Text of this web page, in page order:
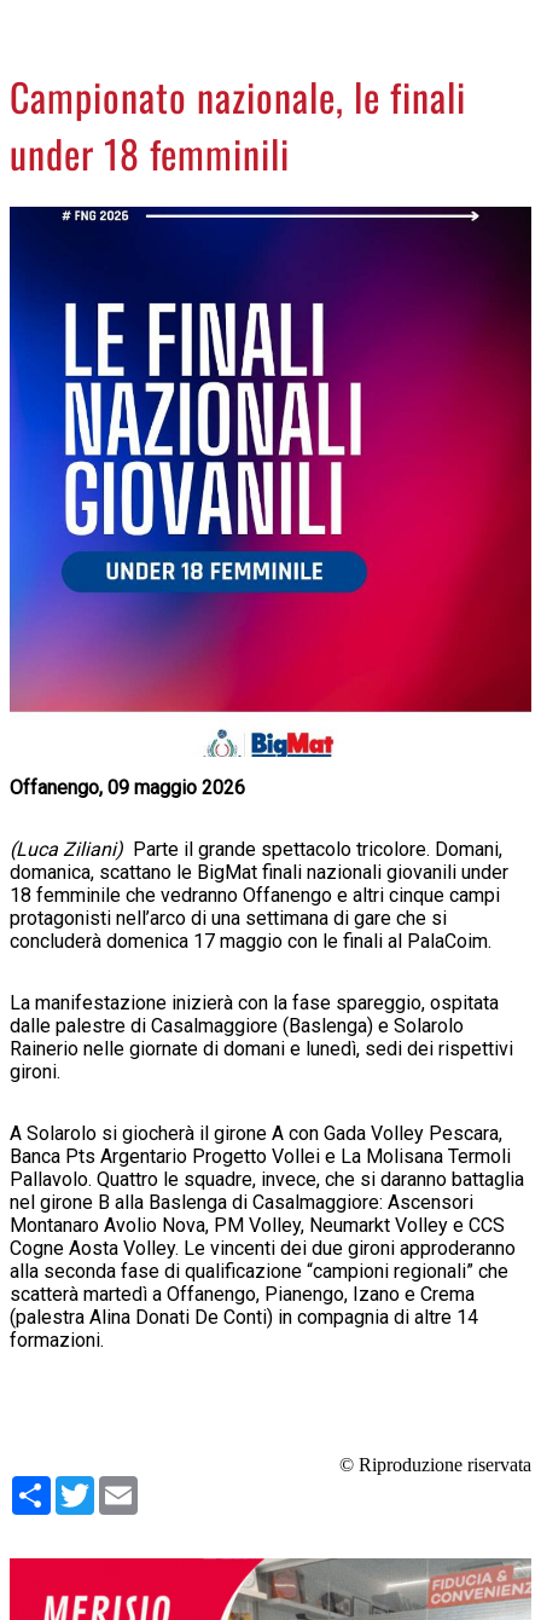
LA PIAZZA
ANIMALI
Campionato nazionale, le finali
under 18 femminili
Offanengo, 09 maggio 2026
(Luca Ziliani) Parte il grande spettacolo tricolore. Domani,
domanica, scattano le BigMat finali nazionali giovanili under
18 femminile che vedranno Offanengo e altri cinque campi
protagonisti nell’arco di una settimana di gare che si
concluderà domenica 17 maggio con le finali al PalaCoim.
La manifestazione inizierà con la fase spareggio, ospitata
dalle palestre di Casalmaggiore (Baslenga) e Solarolo
Rainerio nelle giornate di domani e lunedì, sedi dei rispettivi
gironi.
A Solarolo si giocherà il girone A con Gada Volley Pescara,
Banca Pts Argentario Progetto Vollei e La Molisana Termoli
Pallavolo. Quattro le squadre, invece, che si daranno battaglia
nel girone B alla Baslenga di Casalmaggiore: Ascensori
Montanaro Avolio Nova, PM Volley, Neumarkt Volley e CCS
Cogne Aosta Volley. Le vincenti dei due gironi approderanno
alla seconda fase di qualificazione “campioni regionali” che
scatterà martedì a Offanengo, Pianengo, Izano e Crema
(palestra Alina Donati De Conti) in compagnia di altre 14
formazioni.
© Riproduzione riservata
Condividi
Twitter